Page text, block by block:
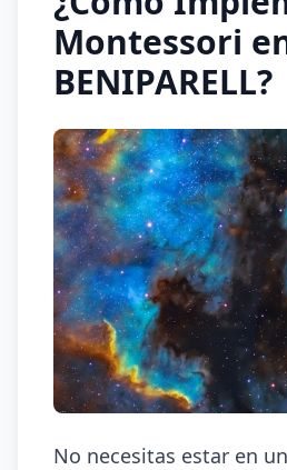
Montessori
BENIPARELL?
No necesitas estar en